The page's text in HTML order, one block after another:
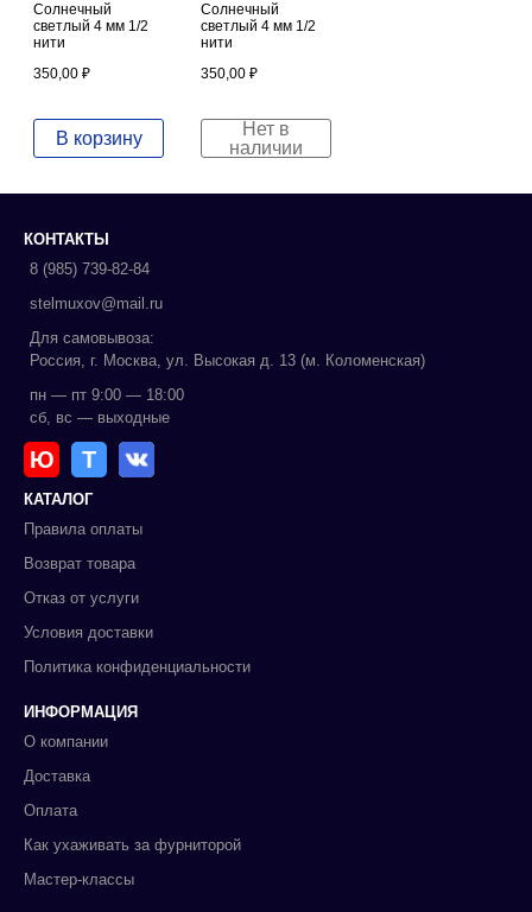
Солнечный
светлый 4 мм 1/2
нити
350,00 ₽
В корзину
Солнечный
светлый 4 мм 1/2
нити
350,00 ₽
Нет в
наличии
КОНТАКТЫ
8 (985) 739-82-84
stelmuxov@mail.ru
Для самовывоза:
Россия, г. Москва, ул. Высокая д. 13 (м. Коломенская)
пн — пт 9:00 — 18:00
сб, вс — выходные
Ю Т
КАТАЛОГ
Правила оплаты
Возврат товара
Отказ от услуги
Условия доставки
Политика конфиденциальности
ИНФОРМАЦИЯ
О компании
Доставка
Оплата
Как ухаживать за фурниторой
Мастер-классы